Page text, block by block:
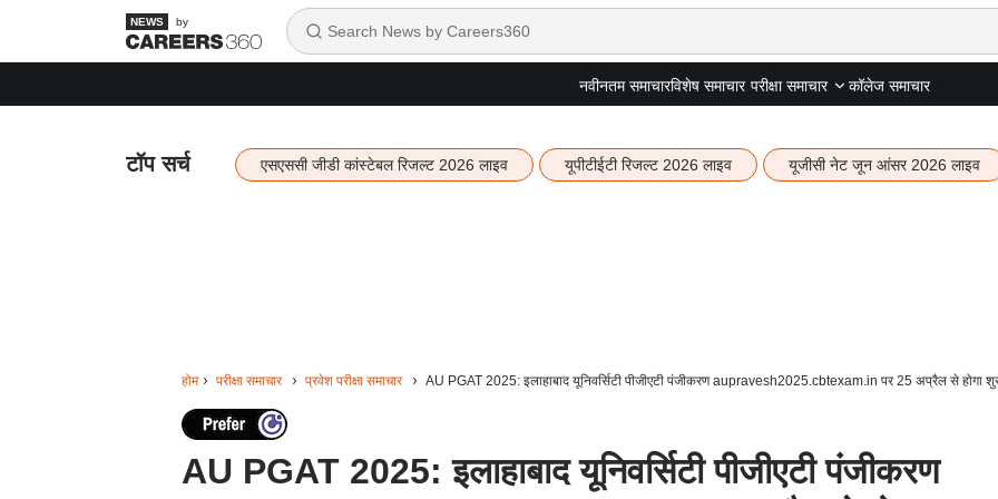
by
नवीनतम समाचारविशेष समाचार परीक्षा समाचार कॉलेज समाचार
टॉप सर्च एसएससी जीडी कांस्टेबल रिजल्ट 2026 लाइव यूपीटीईटी रिजल्ट 2026 लाइव यूजीसी नेट जून आंसर 2026 लाइव
होम परीक्षा समाचार प्रवेश परीक्षा समाचार AU PGAT 2025: इलाहाबाद यूनिवर्सिटी पीजीएटी पंजीकरण aupravesh2025.cbtexam.in पर 25 अप्रैल से होगा
AU PGAT 2025: इलाहाबाद यूनिवर्सिटी पीजीएटी पंजीकरण